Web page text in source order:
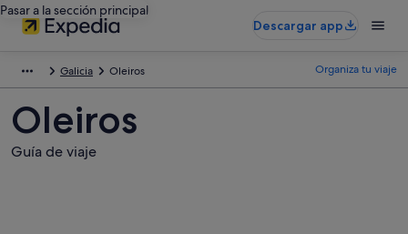
Pasar a la sección principal
Descargar app
Galicia Oleiros Organiza tu viaje
Oleiros
Guía de viaje